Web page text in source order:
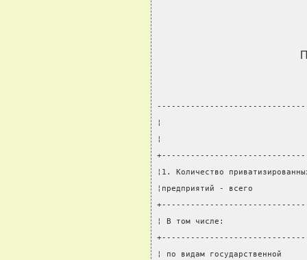
¦                                    ¦
¦
¦1. Количество
¦предприятий - всего
¦ В том числе:
¦ по видам